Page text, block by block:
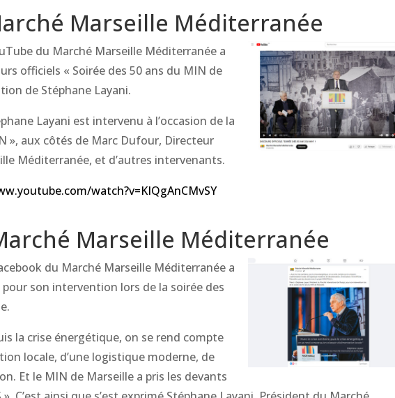
Marseille Méditerranée
du Marché Marseille Méditerranée a
officiels « Soirée des 50 ans du MIN de
de Stéphane Layani.
Layani est intervenu à l’occasion de la
», aux côtés de Marc Dufour, Directeur
Méditerranée, et d’autres intervenants.
watch?v=KIQgAnCMvSY
Marseille Méditerranée
du Marché Marseille Méditerranée a
son intervention lors de la soirée des
la crise énergétique, on se rend compte
locale, d’une logistique moderne, de
Et le MIN de Marseille a pris les devants